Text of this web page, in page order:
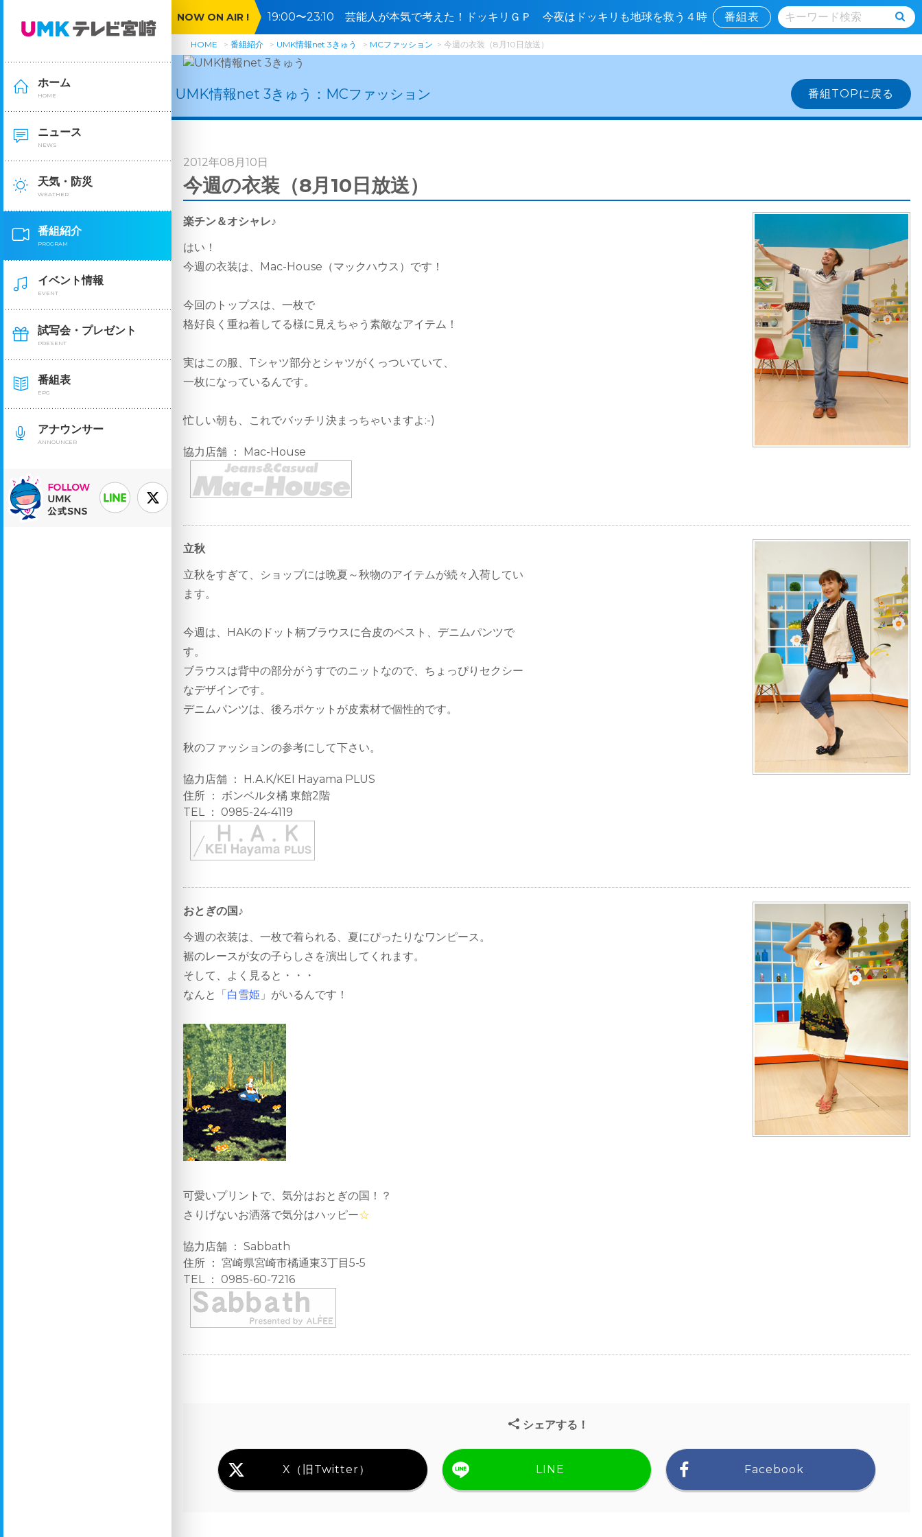
ホーム
HOME
ニュース
NEWS
天気・防災
WEATHER
番組紹介
PROGRAM
イベント情報
EVENT
試写会・プレゼント
PRESENT
番組表
EPG
アナウンサー
ANNOUNCER
NOW ON AIR !
19:00〜23:10 芸能人が本気で考えた！ドッキリＧＰ 今夜はドッキリも地球を救う４時
間ＳＰ🈑🈓
番組表
HOME 番組紹介 UMK情報net 3きゅう MCファッション 今週の衣装（8月10日放送）
UMK情報net 3きゅう： MCファッション 番組TOPに戻る
2012年08月10日
今週の衣装（8月10日放送）
楽チン＆オシャレ♪
はい！
今週の衣装は、Mac-House（マックハウス）です！
今回のトップスは、一枚で
格好良く重ね着してる様に見えちゃう素敵なアイテム！
実はこの服、Tシャツ部分とシャツがくっついていて、
一枚になっているんです。
忙しい朝も、これでバッチリ決まっちゃいますよ:-)
協力店舗 ： Mac-House
立秋
立秋をすぎて、ショップには晩夏～秋物のアイテムが続々入荷してい
ます。
今週は、HAKのドット柄ブラウスに合皮のベスト、デニムパンツで
す。
ブラウスは背中の部分がうすでのニットなので、ちょっぴりセクシー
なデザインです。
デニムパンツは、後ろポケットが皮素材で個性的です。
秋のファッションの参考にして下さい。
協力店舗 ： H.A.K/KEI Hayama PLUS
住所 ： ボンベルタ橘 東館2階
TEL ： 0985-24-4119
おとぎの国♪
今週の衣装は、一枚で着られる、夏にぴったりなワンピース。
裾のレースが女の子らしさを演出してくれます。
そして、よく見ると・・・
なんと「 白雪姫 」がいるんです！
可愛いプリントで、気分はおとぎの国！？
さりげないお洒落で気分はハッピー☆
協力店舗 ： Sabbath
住所 ： 宮崎県宮崎市橘通東3丁目5-5
TEL ： 0985-60-7216
シェアする！
X（旧Twitter） LINE Facebook